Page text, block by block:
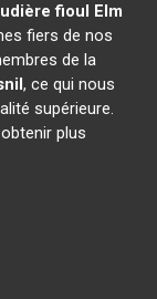
fioul Elm
fiers de nos
de la
, ce qui nous
supérieure.
plus